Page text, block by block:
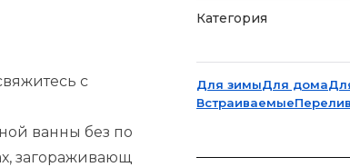
с
ванны без по
загораживающ
Категория
Для зимыДля дома
Встраиваемые